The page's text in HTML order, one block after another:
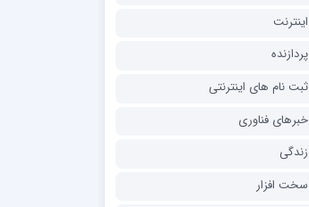
اینترنت
پردازنده
ثبت نام های اینترنتی
خبرهای فناوری
زندگی
سخت افزار